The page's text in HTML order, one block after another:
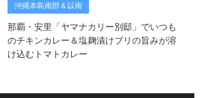
沖縄本島南部＆以南
那覇・安里「ヤマナカリー別邸」でいつも
のチキンカレー＆塩麹漬けブリの旨みが溶
け込むトマトカレー